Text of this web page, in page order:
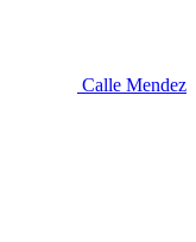
Calle Mendez